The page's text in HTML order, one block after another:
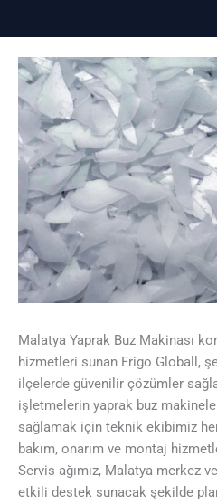
Malatya Yaprak Buz Makinası
hizmetleri sunan Frigo Globall,
ilçelerde güvenilir çözümler
işletmelerin yaprak buz
sağlamak için teknik ekibimiz
bakım, onarım ve montaj
Servis ağımız, Malatya merkez
etkili destek sunacak şekilde